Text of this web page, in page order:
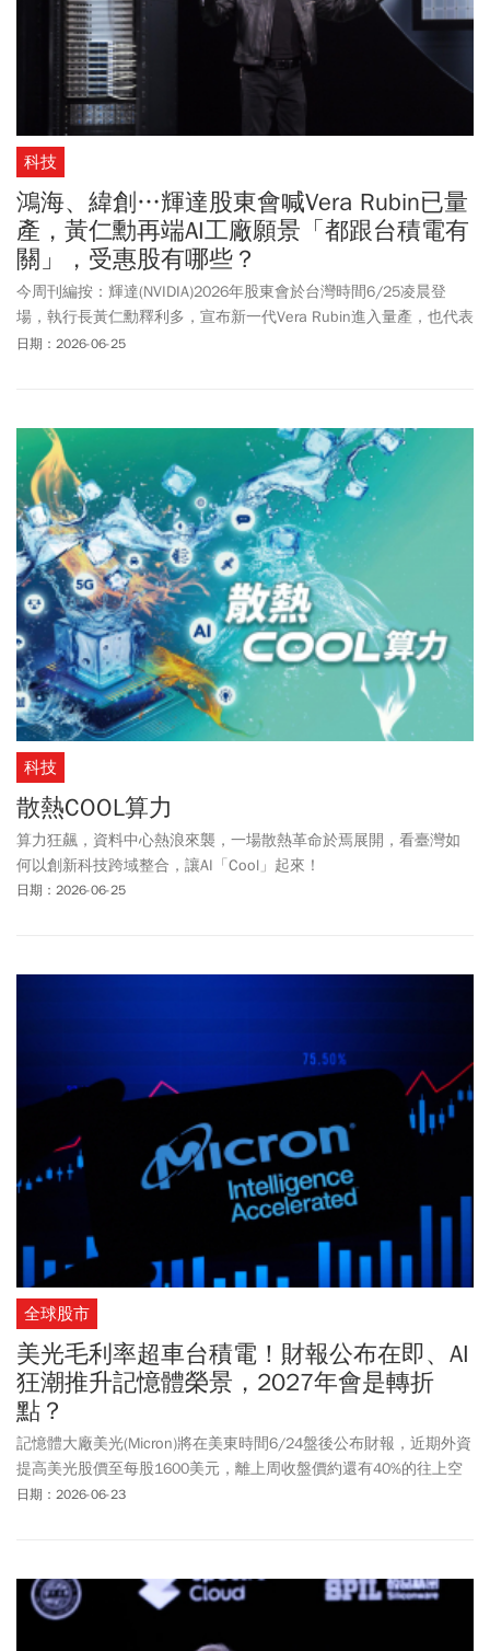
科技
鴻海、緯創…輝達股東會喊Vera Rubin已量
產，黃仁勳再端AI工廠願景「都跟台積電有
關」，受惠股有哪些？
今周刊編按：輝達(NVIDIA)2026年股東會於台灣時間6/25凌晨登
場，執行長黃仁勳釋利多，宣布新一代Vera Rubin進入量產，也代表
著台積電(2330)先進製程與CoWoS先進封裝需求將上升，更在股東
體AI，台積電、鴻海、緯創、廣達(2382)、緯穎及散熱、電源、光通
訊族群後續訂單能見度仍受市場高度關注。
日期：2026-06-25
科技
散熱COOL算力
算力狂飆，資料中心熱浪來襲，一場散熱革命於焉展開，看臺灣如
何以創新科技跨域整合，讓AI「Cool」起來！
日期：2026-06-25
全球股市
美光毛利率超車台積電！財報公布在即、AI
狂潮推升記憶體榮景，2027年會是轉折
點？
記憶體大廠美光(Micron)將在美東時間6/24盤後公布財報，近期外資
提高美光股價至每股1600美元，離上周收盤價約還有40%的往上空
間，以美光所公布的財務業績來看，美光2026會計年度第二季毛利
日期：2026-06-23